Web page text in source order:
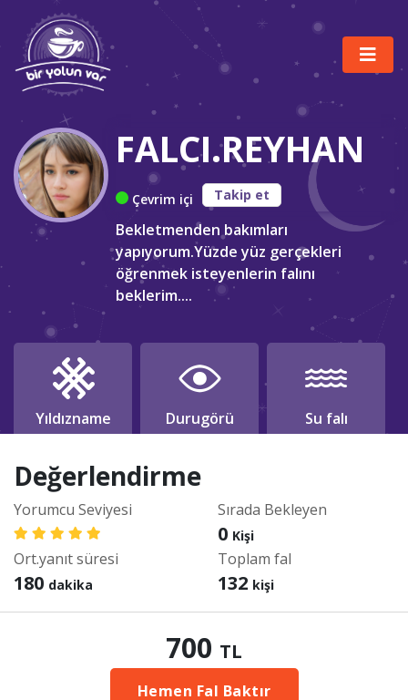
FALCI.REYHAN
Çevrim içi Takip et
Bekletmenden bakımları
yapıyorum.Yüzde yüz gerçekleri
öğrenmek isteyenlerin falını
beklerim....
Yıldızname Durugörü Su falı
Değerlendirme
Yorumcu Seviyesi Sırada Bekleyen
0 Kişi
Ort.yanıt süresi
180 dakika
Toplam fal
132 kişi
700 TL
Hemen Fal Baktır